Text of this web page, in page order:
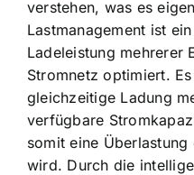
verstehen, was es
Lastmanagement ist
Ladeleistung mehrerer
Stromnetz optimiert.
gleichzeitige Ladung
verfügbare
somit eine
wird. Durch die